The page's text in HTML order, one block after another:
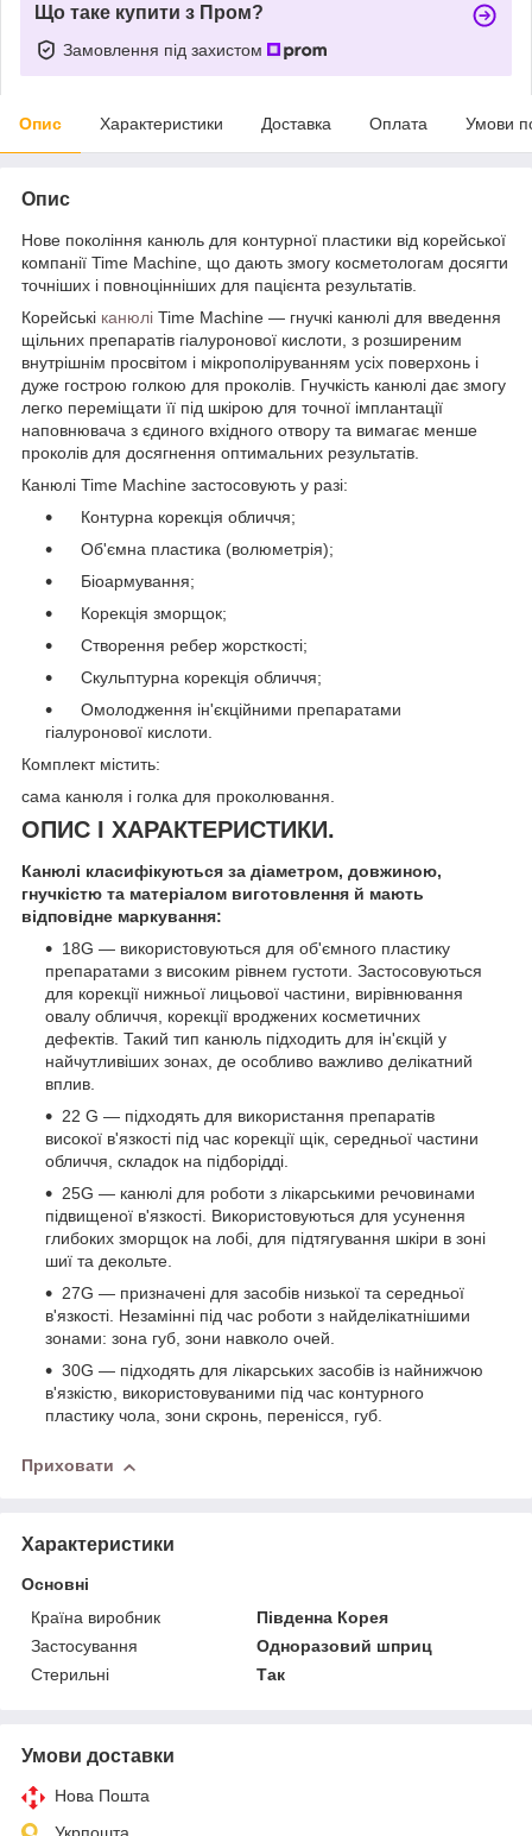
Що таке купити з Пром?
Замовлення під захистом
Опис Характеристики Доставка Оплата Умови
Опис
Нове покоління канюль для контурної пластики від корейської
компанії Time Machine, що дають змогу косметологам досягти
точніших і повноцінніших для пацієнта результатів.
Корейські канюлі Time Machine — гнучкі канюлі для введення
щільних препаратів гіалуронової кислоти, з розширеним
внутрішнім просвітом і мікрополіруванням усіх поверхонь і
дуже гострою голкою для проколів. Гнучкість канюлі дає змогу
легко переміщати її під шкірою для точної імплантації
наповнювача з єдиного вхідного отвору та вимагає менше
проколів для досягнення оптимальних результатів.
Канюлі Time Machine застосовують у разі:
Контурна корекція обличчя;
Об'ємна пластика (волюметрія);
Біоармування;
Корекція зморщок;
Створення ребер жорсткості;
Скульптурна корекція обличчя;
Омолодження ін'єкційними препаратами
гіалуронової кислоти.
Комплект містить:
сама канюля і голка для проколювання.
ОПИС І ХАРАКТЕРИСТИКИ.
Канюлі класифікуються за діаметром, довжиною,
гнучкістю та матеріалом виготовлення й мають
відповідне маркування:
18G — використовуються для об'ємного пластику
препаратами з високим рівнем густоти. Застосовуються
для корекції нижньої лицьової частини, вирівнювання
овалу обличчя, корекції вроджених косметичних
дефектів. Такий тип канюль підходить для ін'єкцій у
найчутливіших зонах, де особливо важливо делікатний
вплив.
22 G — підходять для використання препаратів
високої в'язкості під час корекції щік, середньої частини
обличчя, складок на підборідді.
25G — канюлі для роботи з лікарськими речовинами
підвищеної в'язкості. Використовуються для усунення
глибоких зморщок на лобі, для підтягування шкіри в зоні
шиї та декольте.
27G — призначені для засобів низької та середньої
в'язкості. Незамінні під час роботи з найделікатнішими
зонами: зона губ, зони навколо очей.
30G — підходять для лікарських засобів із найнижчою
в'язкістю, використовуваними під час контурного
пластику чола, зони скронь, перенісся, губ.
Приховати
Характеристики
Основні
Країна виробник
Південна Корея
Застосування
Одноразовий шприц
Стерильні
Так
Умови доставки
Нова Пошта
Укрпошта